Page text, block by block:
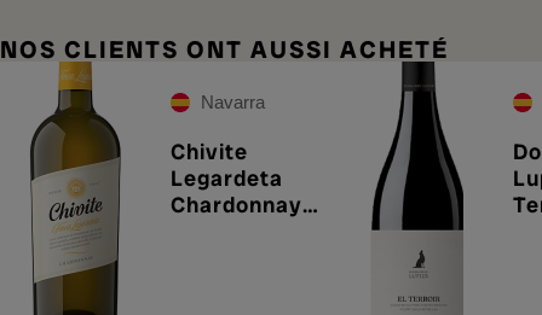
NOS CLIENTS ONT AUSSI ACHETÉ
Navarra
Chivite
Legardeta
Chardonnay